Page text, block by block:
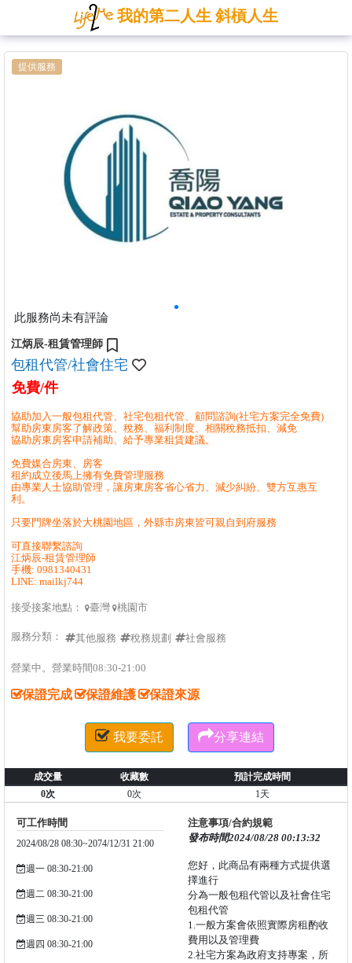
我的第二人生 斜槓人生
提供服務
此服務尚未有評論
江炳辰-租賃管理師
包租代管/社會住宅
免費/件
協助加入一般包租代管、社宅包租代管、顧問諮詢(社宅方案完全免費)
幫助房東房客了解政策、稅務、福利制度、相關稅務抵扣、減免
協助房東房客申請補助、給予專業租賃建議。
免費媒合房東、房客
租約成立後馬上擁有免費管理服務
由專業人士協助管理，讓房東房客省心省力、減少糾紛、雙方互惠互
利。
只要門牌坐落於大桃園地區，外縣市房東皆可親自到府服務
可直接聯繫諮詢
江炳辰-租賃管理師
手機: 0981340431
LINE: mailkj744
接受接案地點： 臺灣 桃園市
服務分類： 其他服務 稅務規劃 社會服務
營業中。營業時間08:30-21:00
保證完成 保證維護 保證來源
 我要委託 分享連結
成交量 收藏數
預計完成時間
0次
0次 1天
可工作時間
2024/08/28 08:30~2074/12/31 21:00
週一 08:30-21:00
週二 08:30-21:00
週三 08:30-21:00
週四 08:30-21:00
注意事項/合約規範
發布時間2024/08/28 00:13:32
您好，此商品有兩種方式提供選
擇進行
分為一般包租代管以及社會住宅
包租代管
1.一般方案會依照實際房租酌收
費用以及管理費
2.社宅方案為政府支持專案，所